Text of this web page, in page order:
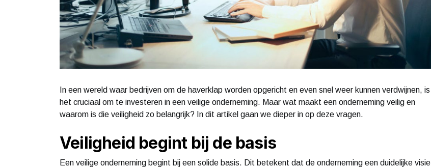
In een wereld waar bedrijven om de haverklap worden opgericht en even snel weer kunnen verdwijnen, is
het cruciaal om te investeren in een veilige onderneming. Maar wat maakt een onderneming veilig en
waarom is die veiligheid zo belangrijk? In dit artikel gaan we dieper in op deze vragen.
Veiligheid begint bij de basis
Een veilige onderneming begint bij een solide basis. Dit betekent dat de onderneming een duidelijke visie